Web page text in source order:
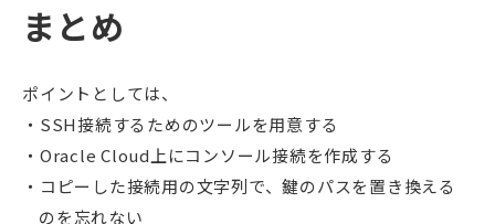
まとめ
ポイントとしては、
SSH接続するためのツールを用意する
Oracle Cloud上にコンソール接続を作成する
コピーした接続用の文字列で、鍵のパスを置き換える
のを忘れない